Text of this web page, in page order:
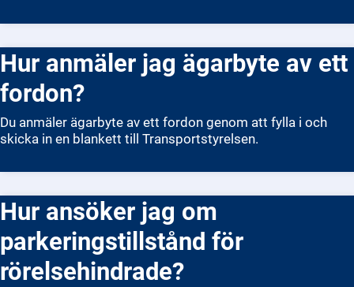
kontor eller hos en fotograf. När du har skickat in allt,
posten inom några veckor. Om ditt körkort redan har gått
ut får du inte köra förrän du har fått ett nytt.
Hur anmäler jag ägarbyte av ett
fordon?
Du anmäler ägarbyte av ett fordon genom att fylla i och
skicka in en blankett till Transportstyrelsen.
Hur ansöker jag om
parkeringstillstånd för
rörelsehindrade?